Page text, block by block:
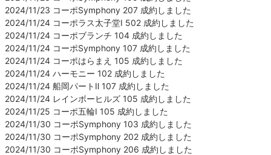
2024/11/23 コーポSymphony 207 成約しました
2024/11/24 コーポラス太子堂Ⅰ 502 成約しました
2024/11/24 コーポブランチ 104 成約しました
2024/11/24 コーポSymphony 107 成約しました
2024/11/24 コーポはらまえ 105 成約しました
2024/11/24 ハーモニー 102 成約しました
2024/11/24 船岡パートⅡ 107 成約しました
2024/11/24 レインボーヒルズ 105 成約しました
2024/11/25 コーポ五輪Ⅰ 105 成約しました
2024/11/30 コーポSymphony 103 成約しました
2024/11/30 コーポSymphony 202 成約しました
2024/11/30 コーポSymphony 206 成約しました